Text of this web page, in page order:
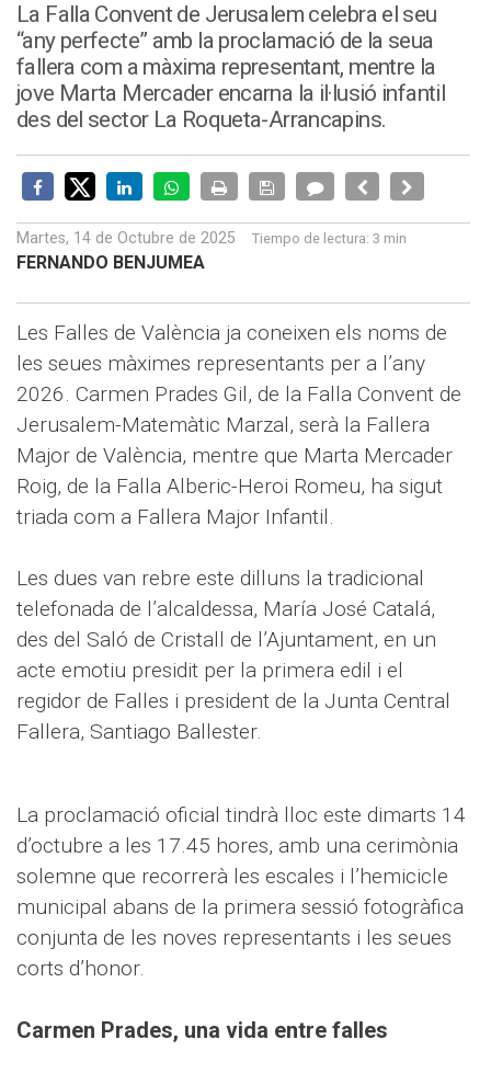
La Falla Convent de Jerusalem celebra el seu
“any perfecte” amb la proclamació de la seua
fallera com a màxima representant, mentre la
jove Marta Mercader encarna la il·lusió infantil
des del sector La Roqueta-Arrancapins.
Martes, 14 de Octubre de 2025 Tiempo de lectura: 3 min
FERNANDO BENJUMEA
Les Falles de València ja coneixen els noms de
les seues màximes representants per a l’any
2026. Carmen Prades Gil, de la Falla Convent de
Jerusalem-Matemàtic Marzal, serà la Fallera
Major de València, mentre que Marta Mercader
Roig, de la Falla Alberic-Heroi Romeu, ha sigut
triada com a Fallera Major Infantil.
Les dues van rebre este dilluns la tradicional
telefonada de l’alcaldessa, María José Catalá,
des del Saló de Cristall de l’Ajuntament, en un
acte emotiu presidit per la primera edil i el
regidor de Falles i president de la Junta Central
Fallera, Santiago Ballester.
La proclamació oficial tindrà lloc este dimarts 14
d’octubre a les 17.45 hores, amb una cerimònia
solemne que recorrerà les escales i l’hemicicle
municipal abans de la primera sessió fotogràfica
conjunta de les noves representants i les seues
corts d’honor.
Carmen Prades, una vida entre falles